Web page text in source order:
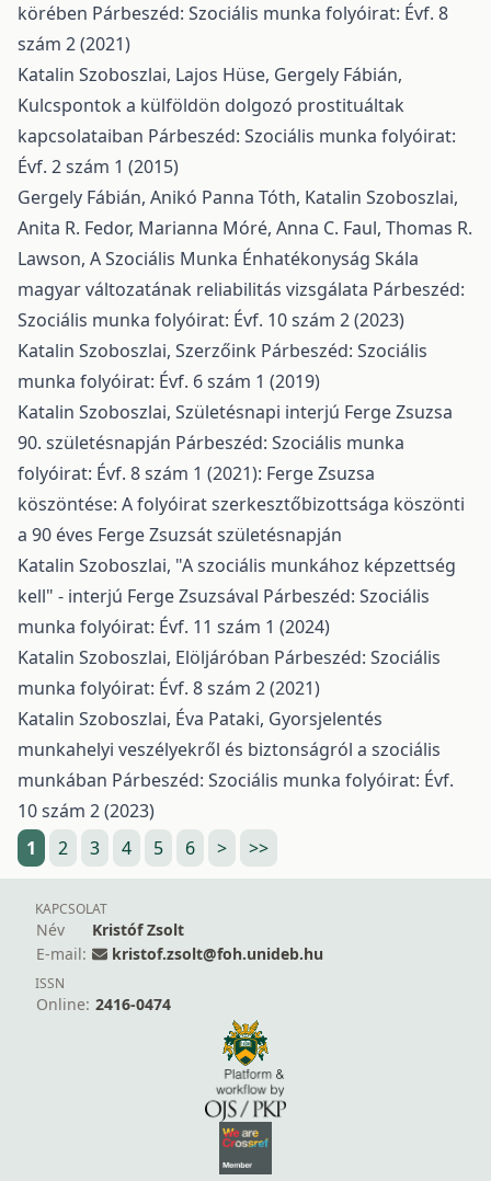
körében Párbeszéd: Szociális munka folyóirat: Évf. 8
szám 2 (2021)
Katalin Szoboszlai, Lajos Hüse, Gergely Fábián,
Kulcspontok a külföldön dolgozó prostituáltak
kapcsolataiban Párbeszéd: Szociális munka folyóirat:
Évf. 2 szám 1 (2015)
Gergely Fábián, Anikó Panna Tóth, Katalin Szoboszlai,
Anita R. Fedor, Marianna Móré, Anna C. Faul, Thomas R.
Lawson, A Szociális Munka Énhatékonyság Skála
magyar változatának reliabilitás vizsgálata Párbeszéd:
Szociális munka folyóirat: Évf. 10 szám 2 (2023)
Katalin Szoboszlai, Szerzőink Párbeszéd: Szociális
munka folyóirat: Évf. 6 szám 1 (2019)
Katalin Szoboszlai, Születésnapi interjú Ferge Zsuzsa
90. születésnapján Párbeszéd: Szociális munka
folyóirat: Évf. 8 szám 1 (2021): Ferge Zsuzsa
köszöntése: A folyóirat szerkesztőbizottsága köszönti
a 90 éves Ferge Zsuzsát születésnapján
Katalin Szoboszlai, "A szociális munkához képzettség
kell" - interjú Ferge Zsuzsával Párbeszéd: Szociális
munka folyóirat: Évf. 11 szám 1 (2024)
Katalin Szoboszlai, Elöljáróban Párbeszéd: Szociális
munka folyóirat: Évf. 8 szám 2 (2021)
Katalin Szoboszlai, Éva Pataki, Gyorsjelentés
munkahelyi veszélyekről és biztonságról a szociális
munkában Párbeszéd: Szociális munka folyóirat: Évf.
10 szám 2 (2023)
1
2 3 4 5 6 > >>
KAPCSOLAT
Név
Kristóf Zsolt
E-mail:
kristof.zsolt@foh.unideb.hu
ISSN
Online: 2416-0474